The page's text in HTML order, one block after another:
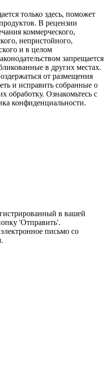
только здесь, поможет
В рецензии
коммерческого,
непристойного,
и в целом
запрещается
в других местах.
от размещения
и исправить собранные о
обработку. Ознакомьтесь с
конфиденциальности.
в вашей
'Отправить'.
письмо со